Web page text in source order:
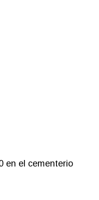
en el cementerio